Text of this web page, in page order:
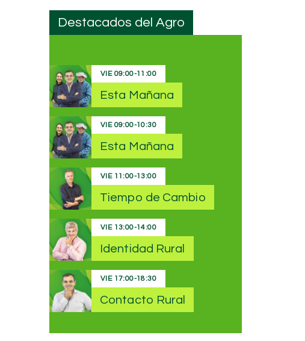
Destacados del Agro
VIE 09:00-11:00
Esta Mañana
VIE 09:00-10:30
Esta Mañana
VIE 11:00-13:00
Tiempo de Cambio
VIE 13:00-14:00
Identidad Rural
VIE 17:00-18:30
Contacto Rural